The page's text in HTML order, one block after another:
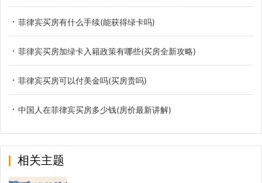
菲律宾买房有什么手续(能获得绿卡吗)
菲律宾买房加绿卡入籍政策有哪些(买房全新攻略)
菲律宾买房可以付美金吗(买房贵吗)
中国人在菲律宾买房多少钱(房价最新讲解)
相关主题